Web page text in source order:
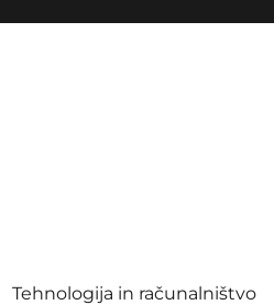
Tehnologija in računalništvo